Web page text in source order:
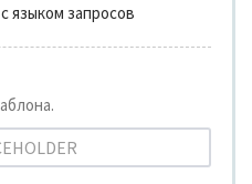
языком запросов